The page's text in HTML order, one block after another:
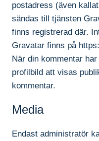
postadress (även
sändas till tjänsten
finns registrerad där.
Gravatar finns på
När din kommentar
profilbild att visas
kommentar.
Media
Endast administratör